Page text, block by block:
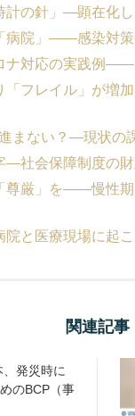
計の針」―顕在化
病院」――感染対
ナ対応の実践例
「フレイル」が増
まない？―現状の
―社会保障制度の
尊厳」を――慢性
院と医療現場に起
関連記事
発災時に
のBCP（事